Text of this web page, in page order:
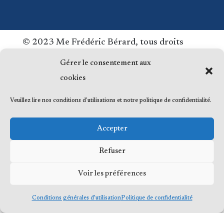
Gérer le consentement aux
cookies
Veuillez lire nos conditions d'utilisations et notre politique de confidentialité.
Accepter
Refuser
Voir les préférences
Conditions générales d’utilisationPolitique de confidentialité
© 2023 Me Frédéric Bérard, tous droits